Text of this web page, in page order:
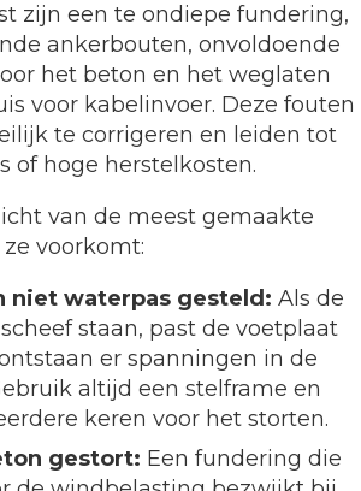
zijn een te ondiepe fundering,
ankerbouten, onvoldoende
het beton en het weglaten
voor kabelinvoer. Deze fouten
te corrigeren en leiden tot
of hoge herstelkosten.
van de meest gemaakte
voorkomt:
niet waterpas gesteld: Als de
staan, past de voetplaat
er spanningen in de
altijd een stelframe en
keren voor het storten.
gestort: Een fundering die